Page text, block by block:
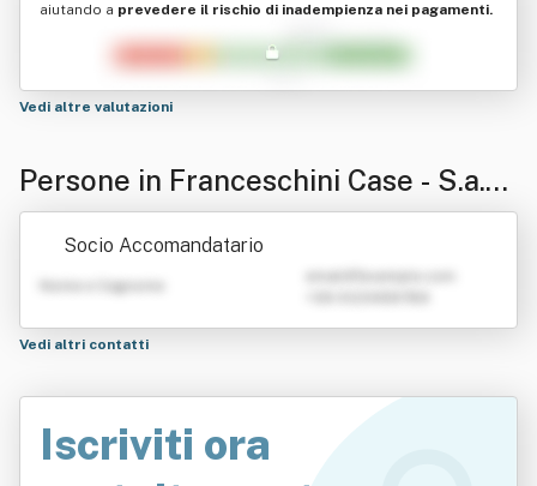
aiutando a prevedere il rischio di inadempienza nei pagamenti.
Vedi altre valutazioni
Persone in Franceschini Case - S.a.s.
Di Massimo Rosatelli & C.
Socio Accomandatario
Nome e Cognome
Vedi altri contatti
Iscriviti ora